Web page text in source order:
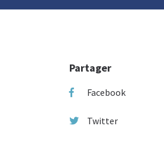
Partager
Facebook
Twitter